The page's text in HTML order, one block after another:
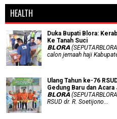
HEALTH
Duka Bupati Blora:
Ke Tanah Suci
𝗕𝗟𝗢𝗥𝗔
calon jemaah haji
Ulang Tahun ke-76
Gedung Baru dan Acara
𝗕𝗟𝗢𝗥𝗔
RSUD dr. R. Soetijono...